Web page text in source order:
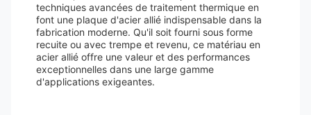
techniques avancées de traitement thermique en
font une plaque d'acier allié indispensable dans la
fabrication moderne. Qu'il soit fourni sous forme
recuite ou avec trempe et revenu, ce matériau en
acier allié offre une valeur et des performances
exceptionnelles dans une large gamme
d'applications exigeantes.